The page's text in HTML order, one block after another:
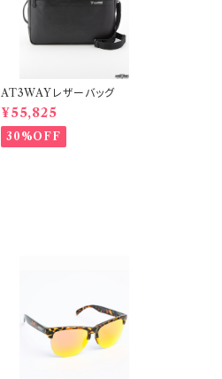
AT3WAYレザーバッグ
¥55,825
30%OFF